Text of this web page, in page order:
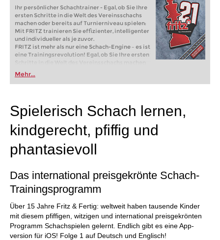
Ihr persönlicher Schachtrainer - Egal, ob Sie Ihre
ersten Schritte in die Welt des Vereinsschachs
machen oder bereits auf Turnierniveau spielen:
Mit FRITZ trainieren Sie effizienter, intelligenter
und individueller als je zuvor.
FRITZ ist mehr als nur eine Schach-Engine – es ist
eine Trainingsrevolution! Egal, ob Sie Ihre ersten
Schritte in die Welt des Vereinsschachs machen
oder bereits auf Turnierniveau spielen: Mit
FRITZ trainieren Sie effizienter, intelligenter und
individueller als je zuvor.
Mehr...
Spielerisch Schach lernen,
kindgerecht, pfiffig und
phantasievoll
Das international preisgekrönte Schach-
Trainingsprogramm
Über 15 Jahre Fritz & Fertig: weltweit haben tausende Kinder
mit diesem pfiffigen, witzigen und international preisgekrönten
Programm Schachspielen gelernt. Endlich gibt es eine App-
version für iOS! Folge 1 auf Deutsch und Englisch!